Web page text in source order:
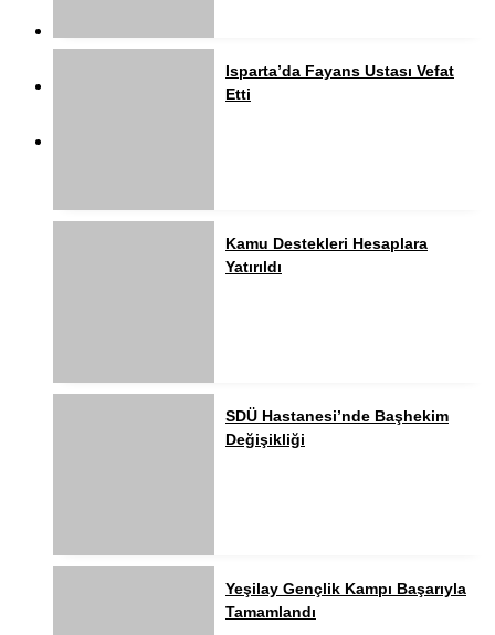
Isparta’da Fayans Ustası Vefat
Etti
Kamu Destekleri Hesaplara
Yatırıldı
SDÜ Hastanesi’nde Başhekim
Değişikliği
Yeşilay Gençlik Kampı Başarıyla
Tamamlandı